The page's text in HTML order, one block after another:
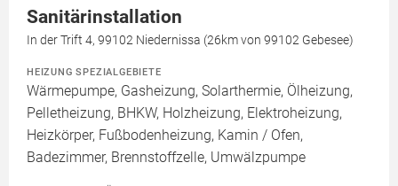
Sanitärinstallation
In der Trift 4, 99102 Niedernissa (26km von 99102 Gebesee)
HEIZUNG SPEZIALGEBIETE
Wärmepumpe, Gasheizung, Solarthermie, Ölheizung,
Pelletheizung, BHKW, Holzheizung, Elektroheizung,
Heizkörper, Fußbodenheizung, Kamin / Ofen,
Badezimmer, Brennstoffzelle, Umwälzpumpe